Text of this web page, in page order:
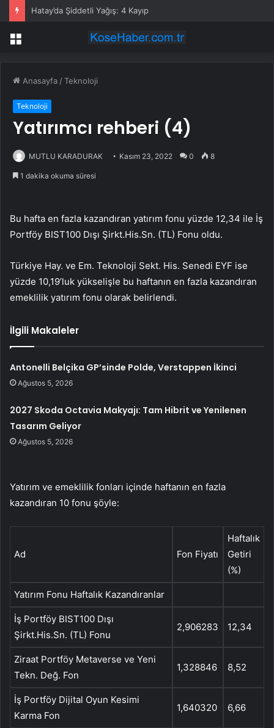
Hatay’da Şiddetli Yağış: 4 Kayıp
Menü
Anasayfa /Teknoloji
Teknoloji
Yatırımcı rehberi (4)
MUTLU KARADURAK Kasım 23, 2022 0 8
1 dakika okuma süresi
Bu hafta en fazla kazandıran yatırım fonu yüzde 12,34 ile İş
Portföy BIST100 Dışı Şirkt.His.Sn. (TL) Fonu oldu.
Türkiye Hay. ve Em. Teknoloji Sekt. His. Senedi EYF ise
yüzde 10,19’luk yükselişle bu haftanın en fazla kazandıran
emeklilik yatırım fonu olarak belirlendi.
İlgili Makaleler
Antonelli Belçika GP’sinde Polde, Verstappen İkinci
Ağustos 5, 2026
2027 Skoda Octavia Makyajı: Tam Hibrit ve Yenilenen
Tasarım Geliyor
Ağustos 5, 2026
Yatırım ve emeklilik fonları içinde haftanın en fazla
kazandıran 10 fonu şöyle:
Ad Fon Fiyatı
Haftalık
Getiri
(%)
Yatırım Fonu Haftalık Kazandıranlar
İş Portföy BIST100 Dışı
Şirkt.His.Sn. (TL) Fonu
2,906283 12,34
Ziraat Portföy Metaverse ve Yeni
Tekn. Değ. Fon
1,328846 8,52
İş Portföy Dijital Oyun Kesimi
Karma Fon
1,640320 6,66